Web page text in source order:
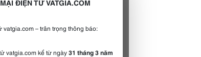
ĐIỆN TỬ VATGIA.COM
– trân trọng thông báo:
vatgia.com kể từ ngày31 tháng 3 năm